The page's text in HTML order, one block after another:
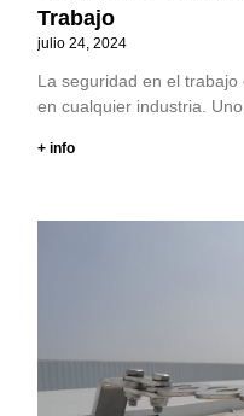
Trabajo
julio 24, 2024
La seguridad en el
en cualquier industria.
+ info